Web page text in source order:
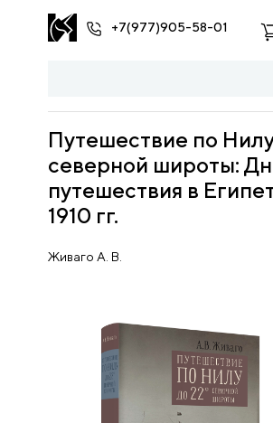
+7(977)905-58-01
Путешествие по
северной широты:
путешествия в
1910 гг.
Живаго А. В.